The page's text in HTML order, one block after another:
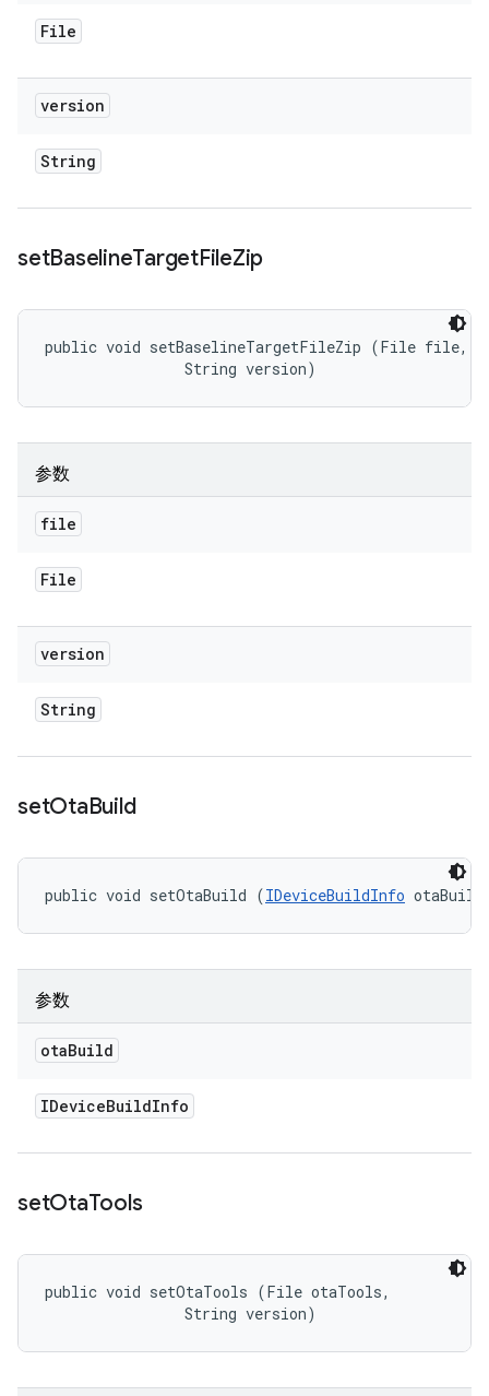
File
version
String
setBaselineTargetFileZip
public void setBaselineTargetFileZip (File file,
                String version)
参数
file
File
version
String
setOtaBuild
public void setOtaBuild (IDeviceBuildInfo
参数
otaBuild
IDeviceBuildInfo
setOtaTools
public void setOtaTools (File otaTools,
                String version)